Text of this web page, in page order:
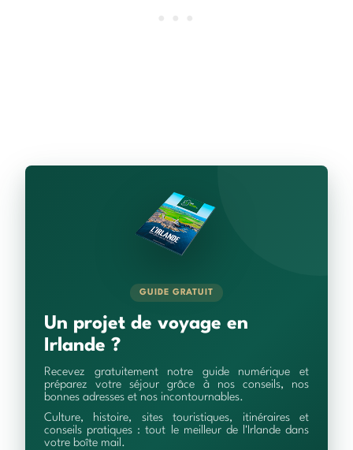
GUIDE GRATUIT
Un projet de voyage en
Irlande ?
Recevez gratuitement notre guide numérique et
préparez votre séjour grâce à nos conseils, nos
bonnes adresses et nos incontournables.
Culture, histoire, sites touristiques, itinéraires et
conseils pratiques : tout le meilleur de l'Irlande dans
votre boîte mail.